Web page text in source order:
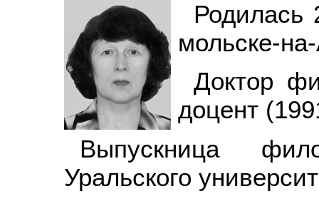
Родилась
мольске-
Доктор
доцент
Выпускница
Уральского